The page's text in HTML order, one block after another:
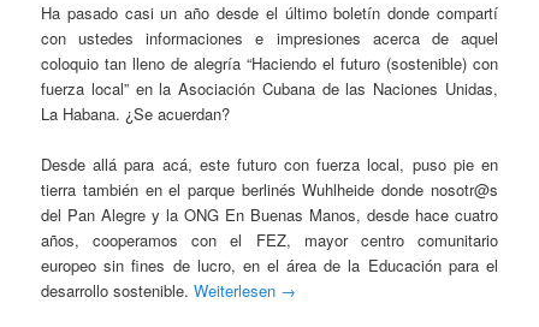
Ha pasado casi un año desde el último boletín donde compartí
con ustedes informaciones e impresiones acerca de aquel
coloquio tan lleno de alegría “Haciendo el futuro (sostenible) con
fuerza local” en la Asociación Cubana de las Naciones Unidas,
La Habana. ¿Se acuerdan?
Desde allá para acá, este futuro con fuerza local, puso pie en
tierra también en el parque berlinés Wuhlheide donde nosotr@s
del Pan Alegre y la ONG En Buenas Manos, desde hace cuatro
años, cooperamos con el FEZ, mayor centro comunitario
europeo sin fines de lucro, en el área de la Educación para el
desarrollo sostenible.Weiterlesen →